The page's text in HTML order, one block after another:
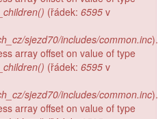
(řádek: 6595 v
sjezd70/includes/common.inc).
array offset on value of type
(řádek: 6595 v
sjezd70/includes/common.inc).
array offset on value of type